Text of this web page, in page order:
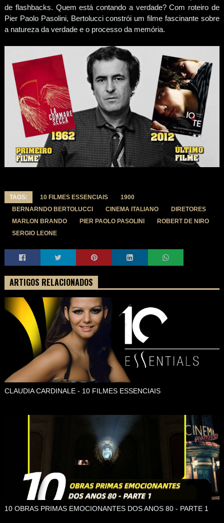
de flashbacks. Quem está contando a verdade? Com roteiro de
Pier Paolo Pasolini, Bertolucci constrói um filme fascinante sobre
a natureza da verdade e o processo da memória.
TAGS: 10 FILMES ESSENCIAIS
1900
BERNARNDO BERTOLUCCI
CINEMA ITALIANO
DIRETORES
MARLON BRANDO
PIER PAOLO PASOLINI
ROBERT DE NIRO
SERGIO LEONE
ARTIGOS RELACIONADOS
CLAUDIA CARDINALE - 10 FILMES ESSENCIAIS
10 OBRAS PRIMAS EMOCIONANTES DOS ANOS 80 - PARTE 1